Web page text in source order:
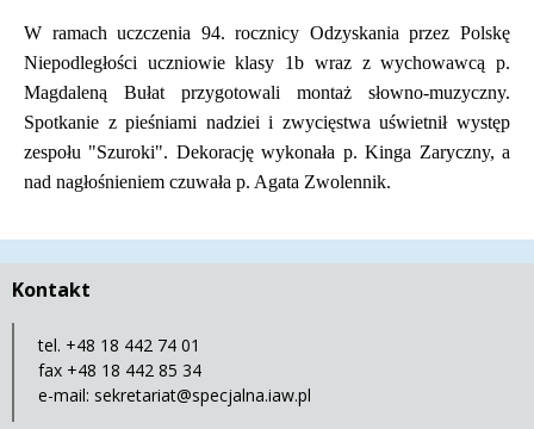
Treść
W ramach uczczenia 94. rocznicy Odzyskania przez Polskę
Niepodległości uczniowie klasy 1b wraz z wychowawcą p.
Magdaleną Bułat przygotowali montaż słowno-muzyczny.
Spotkanie z pieśniami nadziei i zwycięstwa uświetnił występ
zespołu "Szuroki". Dekorację wykonała p. Kinga Zaryczny, a
nad nagłośnieniem czuwała p. Agata Zwolennik.
Kontakt
tel. +48 18 442 74 01
fax +48 18 442 85 34
e-mail: sekretariat@specjalna.iaw.pl